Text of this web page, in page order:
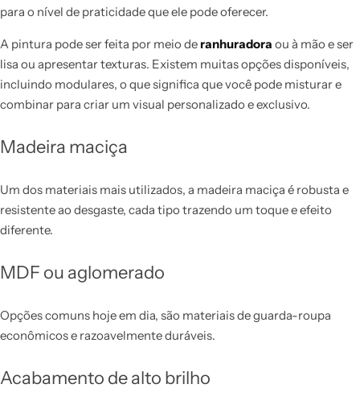
para o nível de praticidade que ele pode oferecer.
A pintura pode ser feita por meio de ranhuradora ou à mão e ser
lisa ou apresentar texturas. Existem muitas opções disponíveis,
incluindo modulares, o que significa que você pode misturar e
combinar para criar um visual personalizado e exclusivo.
Madeira maciça
Um dos materiais mais utilizados, a madeira maciça é robusta e
resistente ao desgaste, cada tipo trazendo um toque e efeito
diferente.
MDF ou aglomerado
Opções comuns hoje em dia, são materiais de guarda-roupa
econômicos e razoavelmente duráveis.
Acabamento de alto brilho